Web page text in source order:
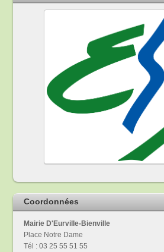
Coordonnées
Mairie D'Eurville-Bienville
Place Notre Dame
Tél : 03 25 55 51 55